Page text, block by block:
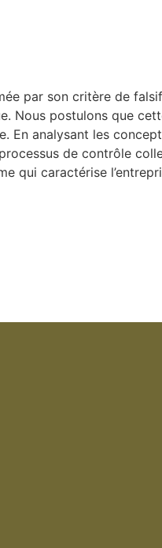
par son critère de
Nous postulons que
En analysant les
de contrôle
qui caractérise